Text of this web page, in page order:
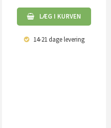
LÆG I KURVEN
14-21 dagelevering